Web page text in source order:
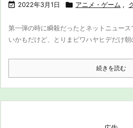
 2022年3月1日  アニメ・ゲーム ,
第一弾の時に瞬殺だったとネットニュー
いかもだけど、とりまビワハヤヒデだけ
続きを読む